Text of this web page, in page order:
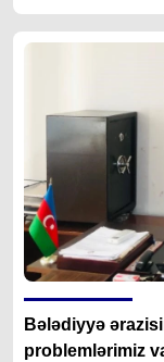
Bələdiyyə
problemlərimiz